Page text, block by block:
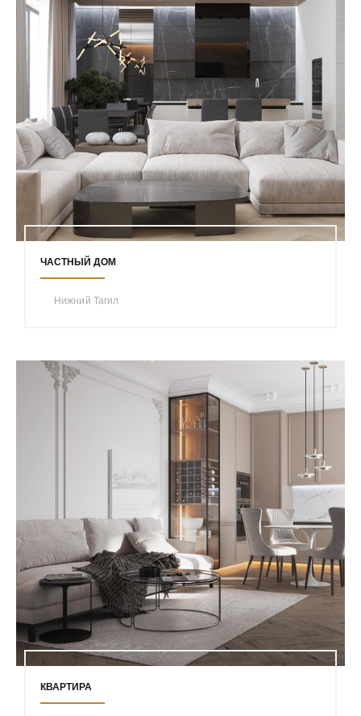
ЧАСТНЫЙ ДОМ
Нижний Тагил
КВАРТИРА